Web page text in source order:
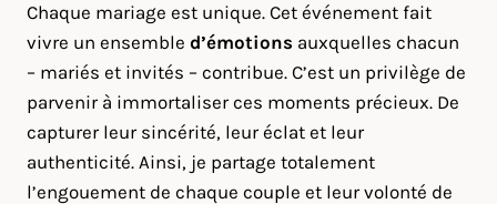
Chaque mariage est unique. Cet événement fait
vivre un ensemble d’émotions auxquelles chacun
– mariés et invités – contribue. C’est un privilège de
parvenir à immortaliser ces moments précieux. De
capturer leur sincérité, leur éclat et leur
authenticité. Ainsi, je partage totalement
l’engouement de chaque couple et leur volonté de